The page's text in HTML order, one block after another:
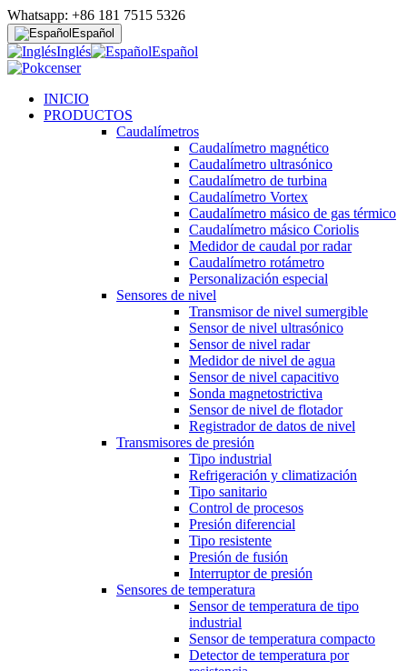
Whatsapp: +86 181 7515 5326
Español
Inglés Español
INICIO
PRODUCTOS
Caudalímetros
Caudalímetro magnético
Caudalímetro ultrasónico
Caudalímetro de turbina
Caudalímetro Vortex
Caudalímetro másico de gas térmico
Caudalímetro másico Coriolis
Medidor de caudal por radar
Caudalímetro rotámetro
Personalización especial
Sensores de nivel
Transmisor de nivel sumergible
Sensor de nivel ultrasónico
Sensor de nivel radar
Medidor de nivel de agua
Sensor de nivel capacitivo
Sonda magnetostrictiva
Sensor de nivel de flotador
Registrador de datos de nivel
Transmisores de presión
Tipo industrial
Refrigeración y climatización
Tipo sanitario
Control de procesos
Presión diferencial
Tipo resistente
Presión de fusión
Interruptor de presión
Sensores de temperatura
Sensor de temperatura de tipo
industrial
Sensor de temperatura compacto
Detector de temperatura por